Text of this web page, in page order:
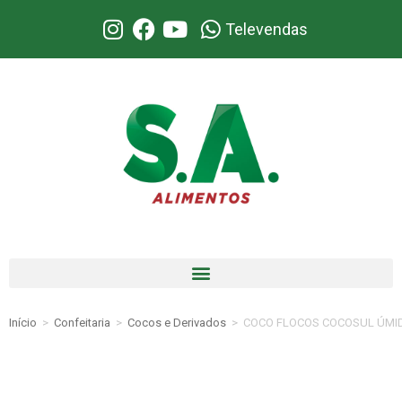
Televendas
Início > Confeitaria > Cocos e Derivados > COCO FLOCOS COCOSUL